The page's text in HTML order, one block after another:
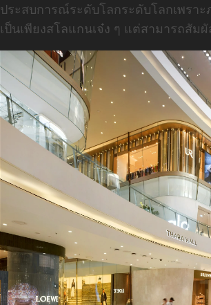
ประสบการณ์ระดับโลกระดับโลกเพรา
เป็นเพียงสโลแกนเจ๋ง ๆ แต่สามารถสัมผั